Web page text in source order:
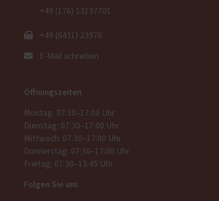
+49 (176) 13137701
+49 (6431) 23976
E-Mail schreiben
Öffnungszeiten
Montag: 07:30–17:00 Uhr
Dienstag: 07:30–17:00 Uhr
Mittwoch: 07:30–17:00 Uhr
Donnerstag: 07:30–17:00 Uhr
Freitag: 07:30–13:45 Uhr
Folgen Sie uns